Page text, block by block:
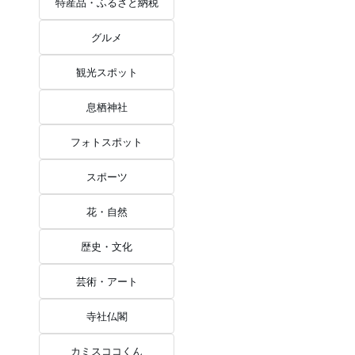
特産品・ふるさと納税
グルメ
観光スポット
息栖神社
フォトスポット
スポーツ
花・自然
歴史・文化
芸術・アート
寺社仏閣
カミスココくん